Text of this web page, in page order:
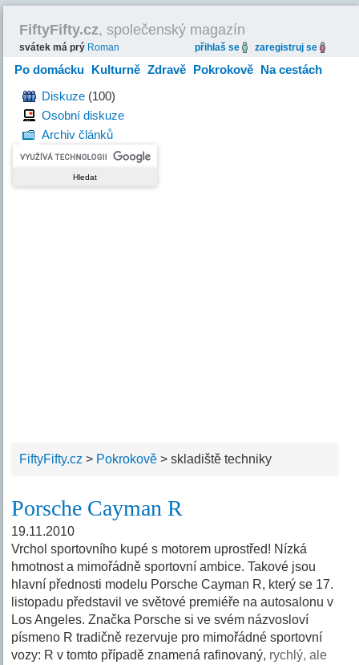
FiftyFifty.cz, společenský magazín
svátek má prý Roman přihlaš se zaregistruj se
Po domácku Kulturně Zdravě Pokrokově Na cestách
HravěDiskuze (100)
Osobní diskuze
Archiv článků
FiftyFifty.cz > Pokrokově >skladiště techniky
Porsche Cayman R
19.11.2010
Vrchol sportovního kupé s motorem uprostřed! Nízká
hmotnost a mimořádně sportovní ambice. Takové jsou
hlavní přednosti modelu Porsche Cayman R, který se 17.
listopadu představil ve světové premiéře na autosalonu v
Los Angeles. Značka Porsche si ve svém názvosloví
písmeno R tradičně rezervuje pro mimořádné sportovní
vozy: R v tomto případě znamená rafinovaný, rychlý, ale